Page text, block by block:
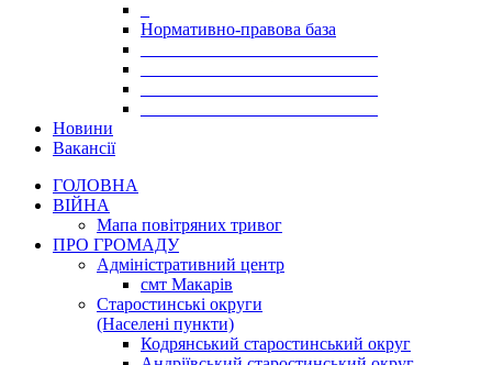
Нормативно-правова база
Новини
Вакансії
ГОЛОВНА
ВІЙНА
Мапа повітряних тривог
ПРО ГРОМАДУ
Aдміністративний центр
смт Макарів
Старостинські округи
(Населені пункти)
Кодрянський старостинський округ